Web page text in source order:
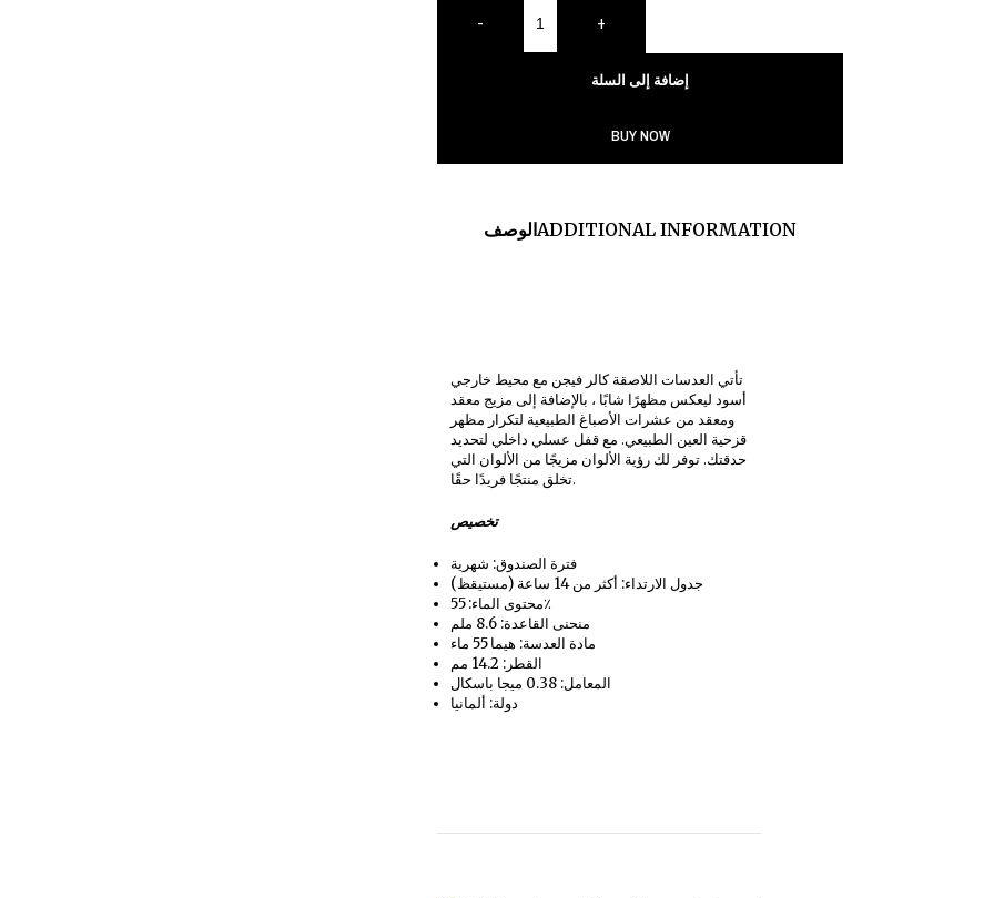
- +
إضافة إلى السلة
BUY NOW
الوصفADDITIONAL INFORMATION
تأتي العدسات اللاصقة كالر فيجن مع محيط خارجي
أسود ليعكس مظهرًا شابًا ، بالإضافة إلى مزيج معقد
ومعقد من عشرات الأصباغ الطبيعية لتكرار مظهر
قزحية العين الطبيعي. مع قفل عسلي داخلي لتحديد
حدقتك. توفر لك رؤية الألوان مزيجًا من الألوان التي
تخلق منتجًا فريدًا حقًا.
تخصيص
فترة الصندوق: شهرية
جدول الارتداء: أكثر من 14 ساعة (مستيقظ)
محتوى الماء: 55٪
منحنى القاعدة: 8.6 ملم
مادة العدسة: هيما 55 ماء
القطر: 14.2 مم
المعامل: 0.38 ميجا باسكال
دولة: ألمانيا